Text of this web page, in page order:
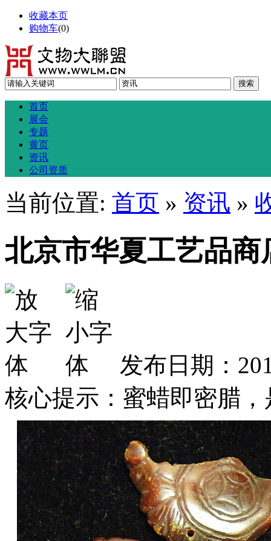
收藏本页
购物车(0)
首页
展会
专题
黄页
资讯
公司资质
当前位置: 首页 » 资讯 »
北京市华夏工艺品
发布日期：
核心提示：蜜蜡即密腊